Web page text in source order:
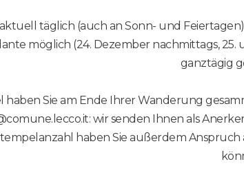
täglich (auch an Sonn- und
möglich (24. Dezember nachmittags, 25.
ganztägig
haben Sie am Ende Ihrer Wanderung
wir senden Ihnen als
haben Sie außerdem